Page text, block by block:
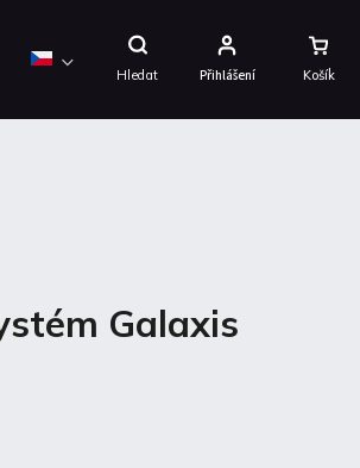
Hledat
Nákupní
Košík
Přihlášení
Galaxis